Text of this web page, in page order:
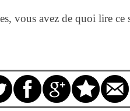
vous avez de quoi lire